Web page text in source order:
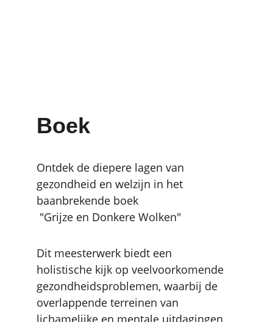
Boek
Ontdek de diepere lagen van
gezondheid en welzijn in het
baanbrekende boek
"Grijze en Donkere Wolken"
Dit meesterwerk biedt een
holistische kijk op veelvoorkomende
gezondheidsproblemen, waarbij de
overlappende terreinen van
lichamelijke en mentale uitdagingen